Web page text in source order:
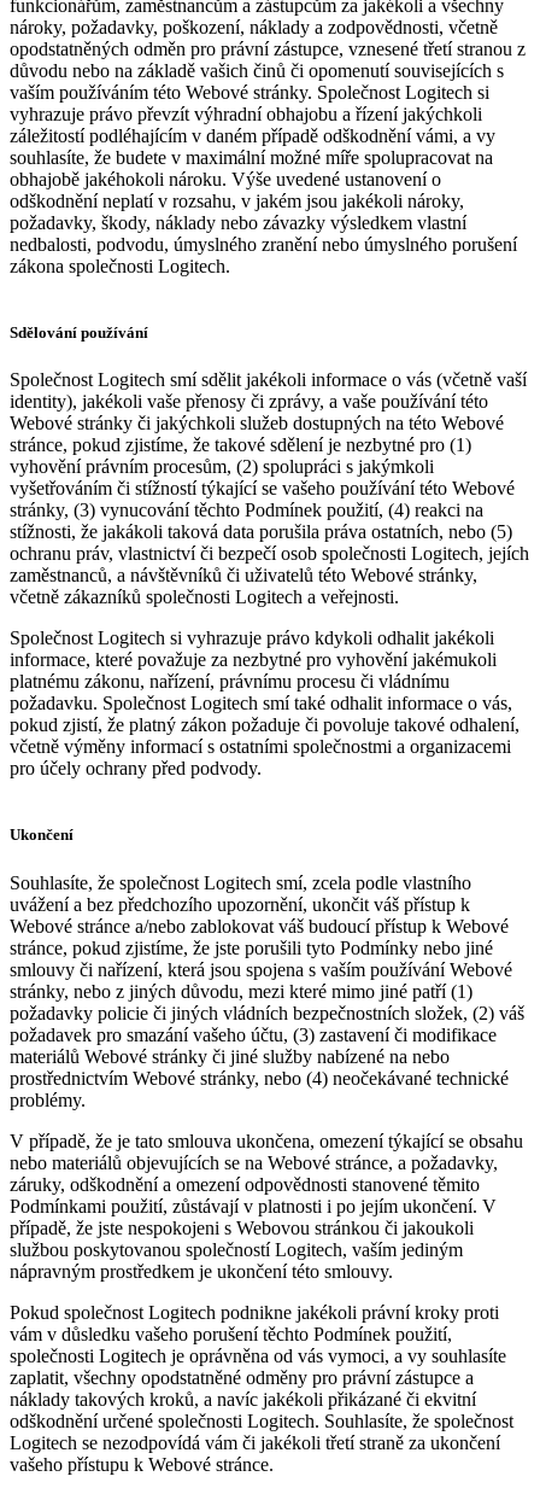
funkcionářům, zaměstnancům a zástupcům za jakékoli a všechny
nároky, požadavky, poškození, náklady a zodpovědnosti, včetně
opodstatněných odměn pro právní zástupce, vznesené třetí stranou z
důvodu nebo na základě vašich činů či opomenutí souvisejících s
vaším používáním této Webové stránky. Společnost Logitech si
vyhrazuje právo převzít výhradní obhajobu a řízení jakýchkoli
záležitostí podléhajícím v daném případě odškodnění vámi, a vy
souhlasíte, že budete v maximální možné míře spolupracovat na
obhajobě jakéhokoli nároku. Výše uvedené ustanovení o
odškodnění neplatí v rozsahu, v jakém jsou jakékoli nároky,
požadavky, škody, náklady nebo závazky výsledkem vlastní
nedbalosti, podvodu, úmyslného zranění nebo úmyslného porušení
zákona společnosti Logitech.
Sdělování používání
Společnost Logitech smí sdělit jakékoli informace o vás (včetně vaší
identity), jakékoli vaše přenosy či zprávy, a vaše používání této
Webové stránky či jakýchkoli služeb dostupných na této Webové
stránce, pokud zjistíme, že takové sdělení je nezbytné pro (1)
vyhovění právním procesům, (2) spolupráci s jakýmkoli
vyšetřováním či stížností týkající se vašeho používání této Webové
stránky, (3) vynucování těchto Podmínek použití, (4) reakci na
stížnosti, že jakákoli taková data porušila práva ostatních, nebo (5)
ochranu práv, vlastnictví či bezpečí osob společnosti Logitech, jejích
zaměstnanců, a návštěvníků či uživatelů této Webové stránky,
včetně zákazníků společnosti Logitech a veřejnosti.
Společnost Logitech si vyhrazuje právo kdykoli odhalit jakékoli
informace, které považuje za nezbytné pro vyhovění jakémukoli
platnému zákonu, nařízení, právnímu procesu či vládnímu
požadavku. Společnost Logitech smí také odhalit informace o vás,
pokud zjistí, že platný zákon požaduje či povoluje takové odhalení,
včetně výměny informací s ostatními společnostmi a organizacemi
pro účely ochrany před podvody.
Ukončení
Souhlasíte, že společnost Logitech smí, zcela podle vlastního
uvážení a bez předchozího upozornění, ukončit váš přístup k
Webové stránce a/nebo zablokovat váš budoucí přístup k Webové
stránce, pokud zjistíme, že jste porušili tyto Podmínky nebo jiné
smlouvy či nařízení, která jsou spojena s vaším používání Webové
stránky, nebo z jiných důvodu, mezi které mimo jiné patří (1)
požadavky policie či jiných vládních bezpečnostních složek, (2) váš
požadavek pro smazání vašeho účtu, (3) zastavení či modifikace
materiálů Webové stránky či jiné služby nabízené na nebo
prostřednictvím Webové stránky, nebo (4) neočekávané technické
problémy.
V případě, že je tato smlouva ukončena, omezení týkající se obsahu
nebo materiálů objevujících se na Webové stránce, a požadavky,
záruky, odškodnění a omezení odpovědnosti stanovené těmito
Podmínkami použití, zůstávají v platnosti i po jejím ukončení. V
případě, že jste nespokojeni s Webovou stránkou či jakoukoli
službou poskytovanou společností Logitech, vaším jediným
nápravným prostředkem je ukončení této smlouvy.
Pokud společnost Logitech podnikne jakékoli právní kroky proti
vám v důsledku vašeho porušení těchto Podmínek použití,
společnosti Logitech je oprávněna od vás vymoci, a vy souhlasíte
zaplatit, všechny opodstatněné odměny pro právní zástupce a
náklady takových kroků, a navíc jakékoli přikázané či ekvitní
odškodnění určené společnosti Logitech. Souhlasíte, že společnost
Logitech se nezodpovídá vám či jakékoli třetí straně za ukončení
vašeho přístupu k Webové stránce.